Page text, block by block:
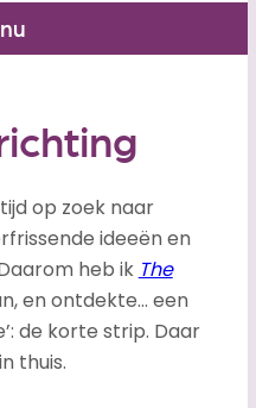
op zoek naar
ideeën en
heb ik The
en ontdekte… een
de korte strip. Daar
thuis.